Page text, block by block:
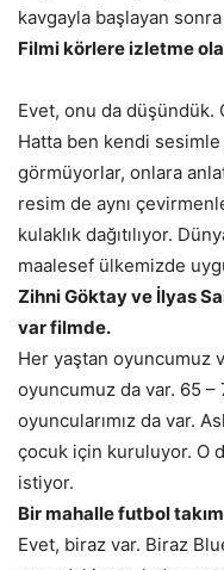
kavgayla başlayan
Filmi körlere izletme
Evet, onu da düşündük.
Hatta ben kendi
görmüyorlar, onlara
resim de aynı
kulaklık dağıtılıyor.
maalesef ülkemizde
Zihni Göktay ve İlyas
var filmde.
Her yaştan oyuncumuz
oyuncumuz da var. 65 –
oyuncularımız da var.
çocuk için kuruluyor. O
istiyor.
Bir mahalle futbol
Evet, biraz var. Biraz